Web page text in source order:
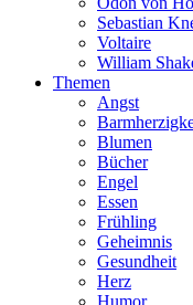
Sebastian
Voltaire
William
Themen
Angst
Blumen
Bücher
Engel
Essen
Frühling
Geheimnis
Gesundheit
Herz
Humor